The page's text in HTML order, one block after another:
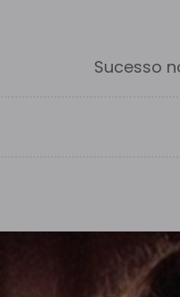
Sucesso